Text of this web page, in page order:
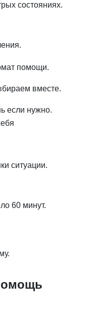
состояниях.
помощи.
вместе.
если нужно.
ситуации.
60 минут.